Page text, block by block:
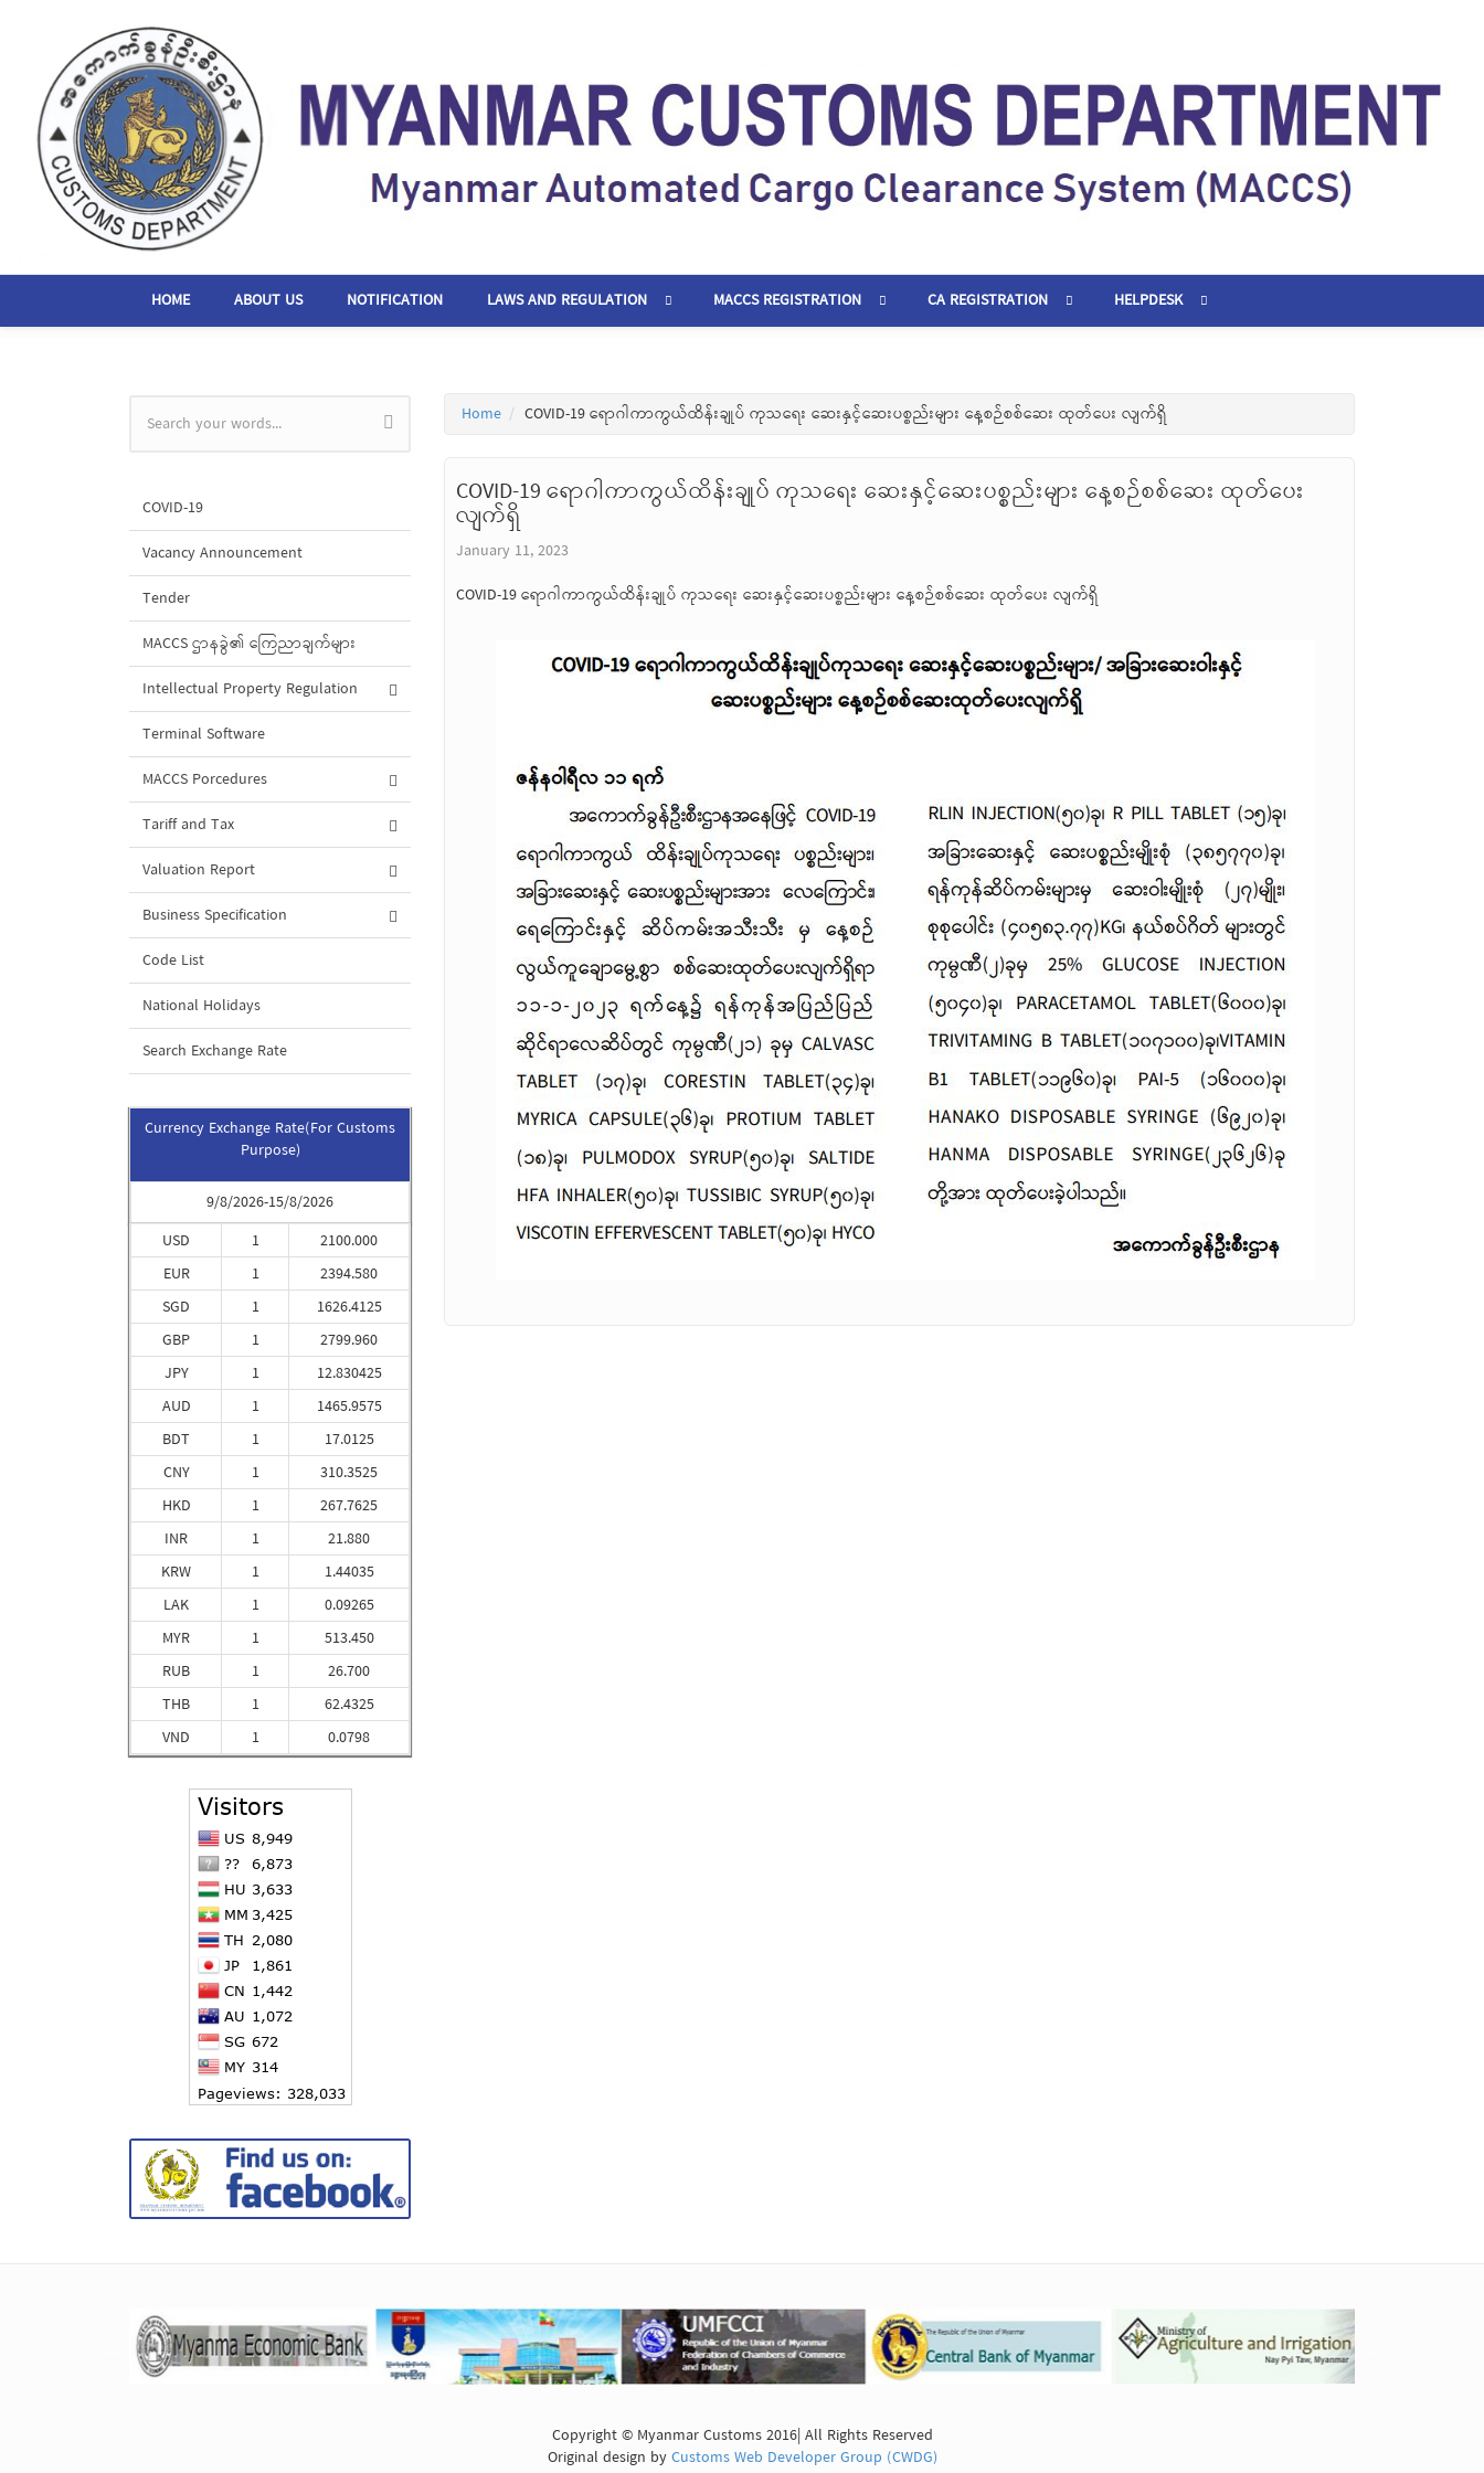
HOME ABOUT US NOTIFICATION LAWS AND REGULATION MACCS REGISTRATION CA REGISTRATION HELPDESK
Search form
COVID-19
Vacancy Announcement
Tender
MACCS ဌာနခွဲ၏ ကြေညာချက်များ
Intellectual Property Regulation
Terminal Software
MACCS Porcedures
Tariff and Tax
Valuation Report
Business Specification
Code List
National Holidays
Search Exchange Rate
Currency Exchange Rate(For Customs
Purpose)
9/8/2026-15/8/2026
USD
EUR
SGD
GBP
JPY
AUD
BDT
CNY
HKD
INR
KRW
LAK
MYR
RUB
THB
VND
1
1
1
1
1
1
1
1
1
1
1
1
1
1
1
1
2100.000
2394.580
1626.4125
2799.960
12.830425
1465.9575
17.0125
310.3525
267.7625
21.880
1.44035
0.09265
513.450
26.700
62.4325
0.0798
Home COVID-19 ရောဂါကာကွယ်ထိန်းချုပ် ကုသရေး ဆေးနှင့်ဆေးပစ္စည်းများ နေ့စဉ်စစ်ဆေး ထုတ်ပေး လျက်ရှိ
COVID-19 ရောဂါကာကွယ်ထိန်းချုပ် ကုသရေး ဆေးနှင့်ဆေးပစ္စည်းများ နေ့စဉ်စစ်ဆေး ထုတ်ပေး
လျက်ရှိ
January 11, 2023
COVID-19 ရောဂါကာကွယ်ထိန်းချုပ် ကုသရေး ဆေးနှင့်ဆေးပစ္စည်းများ နေ့စဉ်စစ်ဆေး ထုတ်ပေး လျက်ရှိ
Copyright © Myanmar Customs 2016| All Rights Reserved
Original design byCustoms Web Developer Group (CWDG)